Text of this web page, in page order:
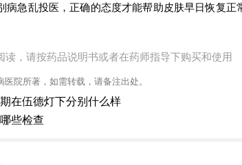
病急乱投医，正确的态度才能帮助皮肤早日恢复正
，请按药品说明书或者在药师指导下购买和使用
院所著，如需转载，请备注出处。
在伍德灯下分别什么样
些检查